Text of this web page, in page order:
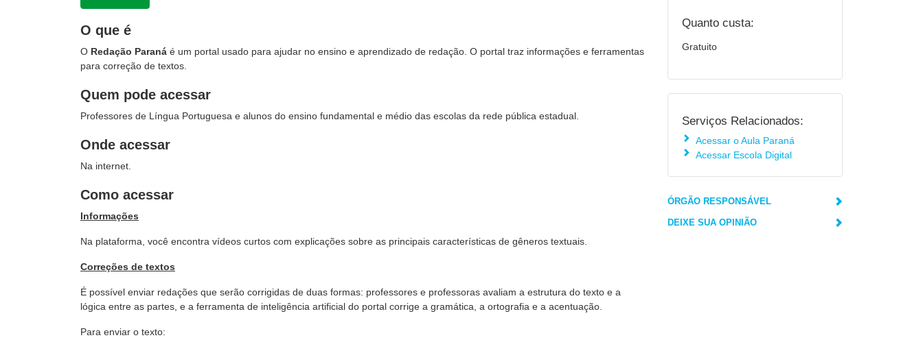
O que é
O Redação Paraná é um portal usado para ajudar no ensino e aprendizado de redação. O portal traz informações e ferramentas
para correção de textos.
Quem pode acessar
Professores de Língua Portuguesa e alunos do ensino fundamental e médio das escolas da rede pública estadual.
Onde acessar
Na internet.
Como acessar
Informações
Na plataforma, você encontra vídeos curtos com explicações sobre as principais características de gêneros textuais.
Correções de textos
É possível enviar redações que serão corrigidas de duas formas: professores e professoras avaliam a estrutura do texto e a
lógica entre as partes, e a ferramenta de inteligência artificial do portal corrige a gramática, a ortografia e a acentuação.
Para enviar o texto:
Quanto custa:
Gratuito
Serviços Relacionados:
Acessar o Aula Paraná
Acessar Escola Digital
ÓRGÃO RESPONSÁVEL
DEIXE SUA OPINIÃO